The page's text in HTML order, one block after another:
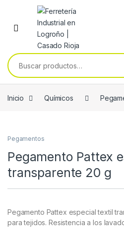
Skip to navigation
Skip to content
Buscar por:
Inicio Químicos
Pegamentos
Pegamento Pattex
transparente 20 g
Pegamento Pattex especial textil
para tejidos. Resistencia a los